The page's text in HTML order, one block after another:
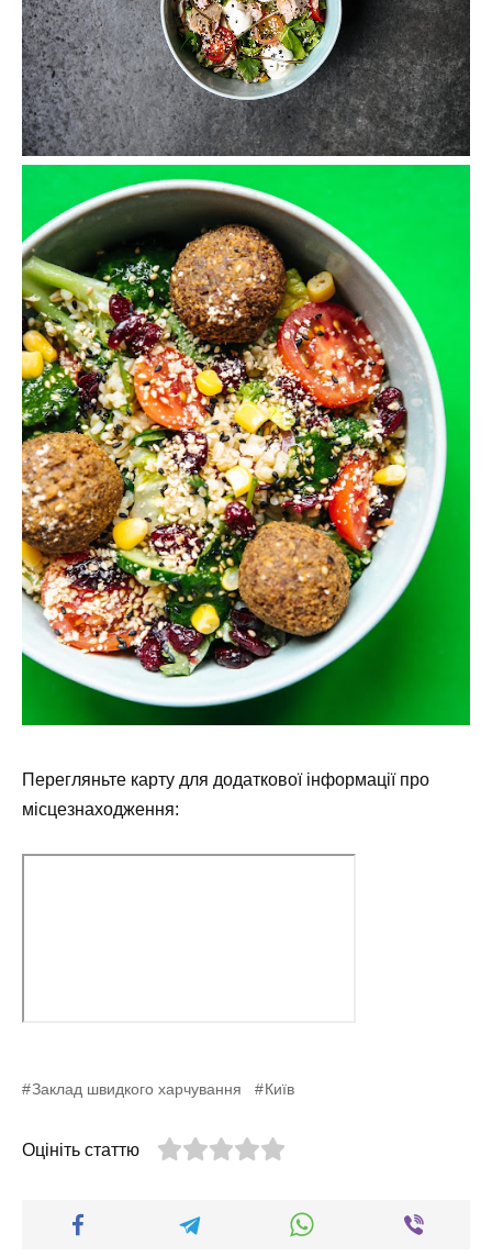
Перегляньте карту для додаткової інформації про
місцезнаходження:
Заклад швидкого харчування Київ
Оцініть статтю